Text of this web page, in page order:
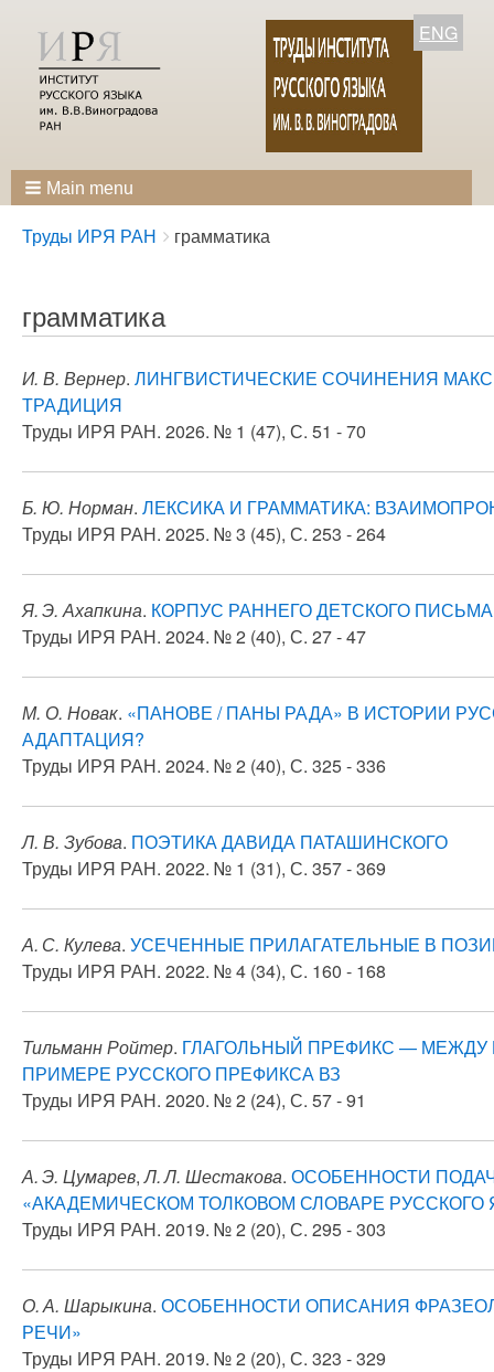
ENG
Main menu
Breadcrumbs
You
Труды ИРЯ РАН грамматика
грамматика
И. В. Вернер. ЛИНГВИСТИЧЕСКИЕ СОЧИНЕНИЯ
ТРАДИЦИЯ
Труды ИРЯ РАН. 2026. № 1 (47), С. 51 - 70
Б. Ю. Норман. ЛЕКСИКА И ГРАММАТИКА:
Труды ИРЯ РАН. 2025. № 3 (45), С. 253 - 264
Я. Э. Ахапкина. КОРПУС РАННЕГО ДЕТСКОГО
Труды ИРЯ РАН. 2024. № 2 (40), С. 27 - 47
М. О. Новак. «ПАНОВЕ / ПАНЫ РАДА» В ИСТОРИИ
АДАПТАЦИЯ?
Труды ИРЯ РАН. 2024. № 2 (40), С. 325 - 336
Л. В. Зубова. ПОЭТИКА ДАВИДА ПАТАШИНСКОГО
Труды ИРЯ РАН. 2022. № 1 (31), С. 357 - 369
А. С. Кулева. УСЕЧЕННЫЕ ПРИЛАГАТЕЛЬНЫЕ В
Труды ИРЯ РАН. 2022. № 4 (34), С. 160 - 168
Тильманн Ройтер. ГЛАГОЛЬНЫЙ ПРЕФИКС —
ПРИМЕРЕ РУССКОГО ПРЕФИКСА ВЗ
Труды ИРЯ РАН. 2020. № 2 (24), С. 57 - 91
А. Э. Цумарев,Л. Л. Шестакова. ОСОБЕННОСТИ
«АКАДЕМИЧЕСКОМ ТОЛКОВОМ СЛОВАРЕ РУССКОГО
Труды ИРЯ РАН. 2019. № 2 (20), С. 295 - 303
О. А. Шарыкина. ОСОБЕННОСТИ ОПИСАНИЯ
РЕЧИ»
Труды ИРЯ РАН. 2019. № 2 (20), С. 323 - 329